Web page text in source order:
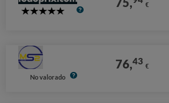
5
€
No valorado
76,43 €